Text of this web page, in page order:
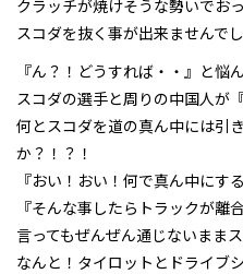
クラッチが焼けそうな勢いでお
スコダを抜く事が出来ませんでし
『ん？！どうすれば・・』と悩
スコダの選手と周りの中国人が
何とスコダを道の真ん中には引
か？！？！
『おい！おい！何で真ん中にす
『そんな事したらトラックが離
言ってもぜんぜん通じないまま
なんと！タイロットとドライブ